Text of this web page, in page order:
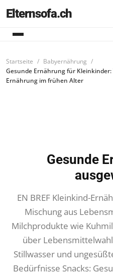
Elternsofa.ch
Startseite
Babyernährung
Gesunde Ernährung für
Ernährung im frühen Alter
Gesunde
EN BREF Kleinkind-
Mischung aus
Milchprodukte wie
über
Stillwasser und
Bedürfnisse Snacks: